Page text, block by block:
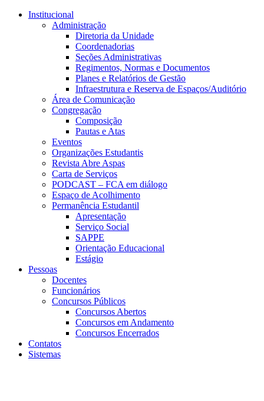
Conteúdo principal
Institucional
Administração
Diretoria da Unidade
Coordenadorias
Seções Administrativas
Regimentos, Normas e Documentos
Planes e Relatórios de Gestão
Infraestrutura e Reserva de Espaços/Auditório
Área de Comunicação
Congregação
Composição
Pautas e Atas
Eventos
Organizações Estudantis
Revista Abre Aspas
Carta de Serviços
PODCAST – FCA em diálogo
Espaço de Acolhimento
Permanência Estudantil
Apresentação
Serviço Social
SAPPE
Orientação Educacional
Estágio
Pessoas
Docentes
Funcionários
Concursos Públicos
Concursos Abertos
Concursos em Andamento
Concursos Encerrados
Contatos
Sistemas